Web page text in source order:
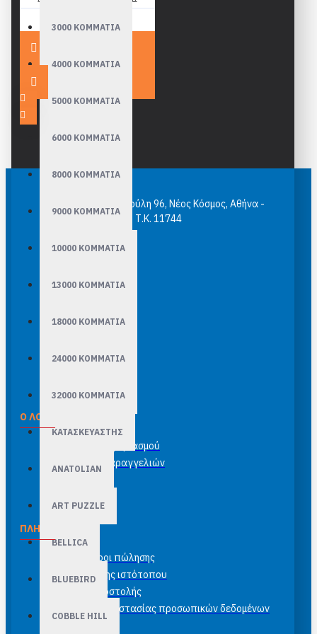
3000 ΚΟΜΜΑΤΙΑ
4000 ΚΟΜΜΑΤΙΑ
5000 ΚΟΜΜΑΤΙΑ
6000 ΚΟΜΜΑΤΙΑ
8000 ΚΟΜΜΑΤΙΑ
9000 ΚΟΜΜΑΤΙΑ
10000 ΚΟΜΜΑΤΙΑ
13000 ΚΟΜΜΑΤΙΑ
18000 ΚΟΜΜΑΤΙΑ
24000 ΚΟΜΜΑΤΙΑ
32000 ΚΟΜΜΑΤΙΑ
ΚΑΤΑΣΚΕΥΑΣΤΗΣ
ANATOLIAN
ART PUZZLE
BELLICA
BLUEBIRD
COBBLE HILL
epuzzle.gr Κασομούλη 96, Νέος Κόσμος, Αθήνα -
Τ.Κ. 11744
Ο ΛΟΓΑΡΙΑΣΜΌΣ ΜΟΥ
Σύνδεση λογαριασμού
Ιστορικό παραγγελιών
ΠΛΗΡΟΦΟΡΊΕΣ
Γενικοί όροι πώλησης
Όροι χρήσης ιστότοπου
Έξοδα αποστολής
Πολιτική προστασίας προσωπικών δεδομένων